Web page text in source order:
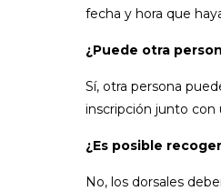
fecha y hora que
¿Puede otra
Sí, otra persona
inscripción junto
¿Es posible
No, los dorsales